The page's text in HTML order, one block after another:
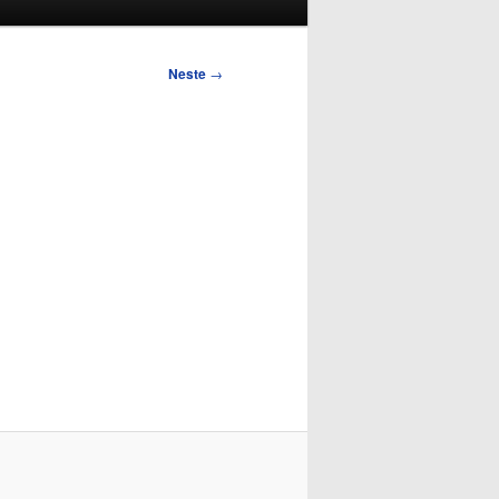
Neste →